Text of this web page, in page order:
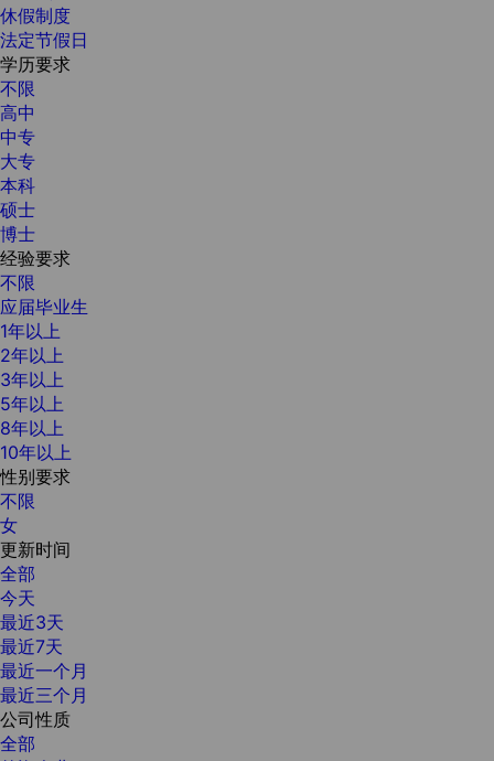
休假制度
法定节假日
学历要求
不限
高中
中专
大专
本科
硕士
博士
经验要求
不限
应届毕业生
1年以上
2年以上
3年以上
5年以上
8年以上
10年以上
性别要求
不限
女
更新时间
全部
今天
最近3天
最近7天
最近一个月
最近三个月
公司性质
全部